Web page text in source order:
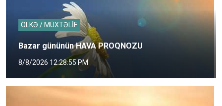
ÖLKƏ / MÜXTƏLİF
Bazar gününün HAVA PROQNOZU
8/8/2026 12:28:55 PM